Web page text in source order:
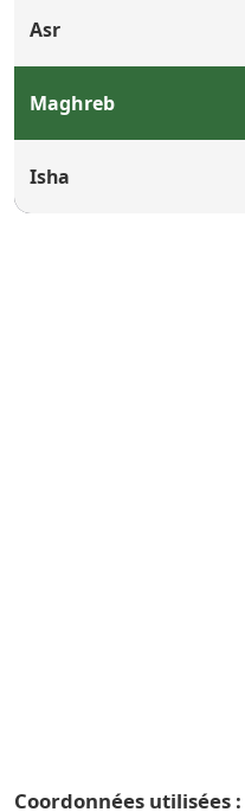
Asr
Maghreb
Isha
Coordonnées utilisées :